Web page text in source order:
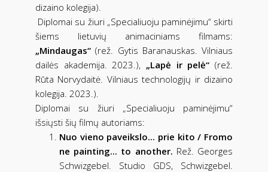
dizaino kolegija).
Diplomai su žiuri „Specialiuoju paminėjimu“ skirti
šiems lietuvių animaciniams filmams:
„Mindaugas“ (rež. Gytis Baranauskas. Vilniaus
dailės akademija. 2023.), „Lapė ir pelė“ (rež.
Rūta Norvydaitė. Vilniaus technologijų ir dizaino
kolegija. 2023.).
Diplomai su žiuri „Specialiuoju paminėjimu“
išsiųsti šių filmų autoriams:
Nuo vieno paveikslo... prie kito / Fromo
ne painting... to another. Rež. Georges
Schwizgebel. Studio GDS, Schwizgebel.